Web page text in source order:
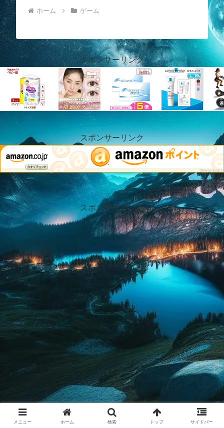
ホーム ゲーム
スポンサーリンク
スポンサーリンク
スポンサーリンク
メニュー ホーム 検索 トップ サイドバー